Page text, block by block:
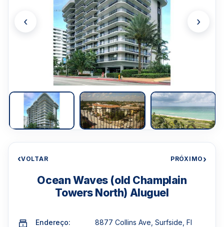
‹ ›
‹VOLTAR PRÓXIMO›
Ocean Waves (old Champlain
Towers North) Aluguel
Endereço:
8877 Collins Ave, Surfside, Fl